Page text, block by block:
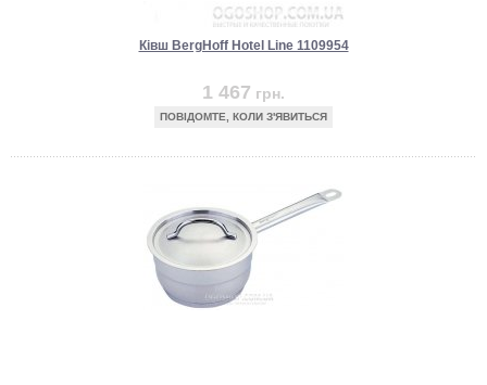
Ківш BergHoff Hotel Line 1109954
1 467 грн.
ПОВІДОМТЕ, КОЛИ З'ЯВИТЬСЯ